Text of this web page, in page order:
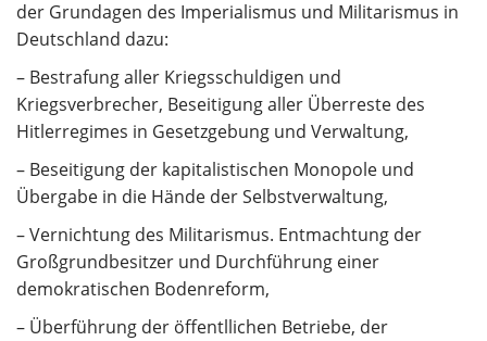
der Grundagen des Imperialismus und Militarismus in
Deutschland dazu:
– Bestrafung aller Kriegsschuldigen und
Kriegsverbrecher, Beseitigung aller Überreste des
Hitlerregimes in Gesetzgebung und Verwaltung,
– Beseitigung der kapitalistischen Monopole und
Übergabe in die Hände der Selbstverwaltung,
– Vernichtung des Militarismus. Entmachtung der
Großgrundbesitzer und Durchführung einer
demokratischen Bodenreform,
– Überführung der öffentllichen Betriebe, der